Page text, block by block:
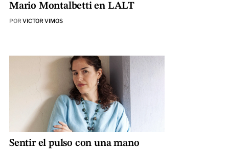
Mario Montalbetti en LALT
POR VICTOR VIMOS
Sentir el pulso con una mano